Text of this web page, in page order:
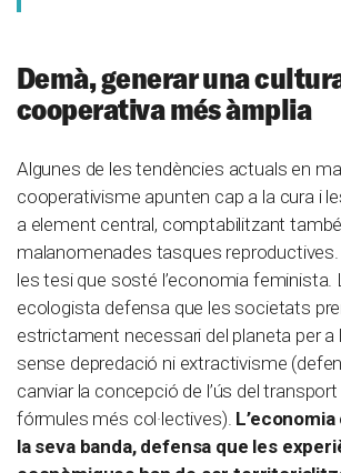
Demà, generar una
cooperativa més àmplia
Algunes de les tendències actuals en
cooperativisme apunten cap a la cura i
a element central, comptabilitzant
malanomenades tasques
les tesi que sosté l’economia feminista.
ecologista defensa que les societats
estrictament necessari del planeta per a
sense depredació ni extractivisme
canviar la concepció de l’ús del
fórmules més col·lectives).
la seva banda, defensa que les